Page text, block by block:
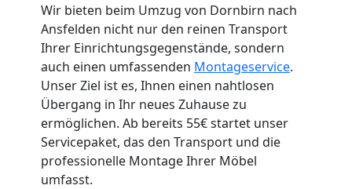
Wir bieten beim Umzug von Dornbirn nach
Ansfelden nicht nur den reinen Transport
Ihrer Einrichtungsgegenstände, sondern
auch einen umfassenden Montageservice.
Unser Ziel ist es, Ihnen einen nahtlosen
Übergang in Ihr neues Zuhause zu
ermöglichen. Ab bereits 55€ startet unser
Servicepaket, das den Transport und die
professionelle Montage Ihrer Möbel
umfasst.